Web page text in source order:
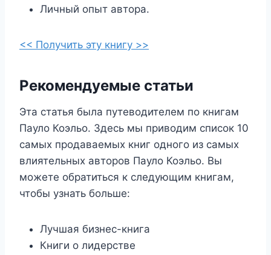
Личный опыт автора.
<< Получить эту книгу >>
Рекомендуемые статьи
Эта статья была путеводителем по книгам
Пауло Коэльо. Здесь мы приводим список 10
самых продаваемых книг одного из самых
влиятельных авторов Пауло Коэльо. Вы
можете обратиться к следующим книгам,
чтобы узнать больше:
Лучшая бизнес-книга
Книги о лидерстве